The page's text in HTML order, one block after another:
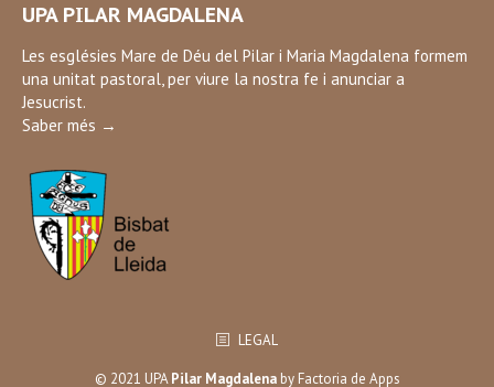
opens
in
new
window
UPA PILAR MAGDALENA
Les esglésies Mare de Déu del Pilar i Maria Magdalena formem
una unitat pastoral, per viure la nostra fe i anunciar a
Jesucrist.
Saber més →
LEGAL
© 2021 UPAPilar Magdalenaby Factoria de Apps